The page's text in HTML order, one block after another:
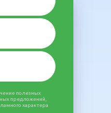
полезных
предложений,
характера